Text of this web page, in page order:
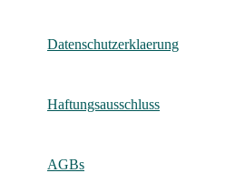
Datenschutzerklaerung
Haftungsausschluss
AGBs